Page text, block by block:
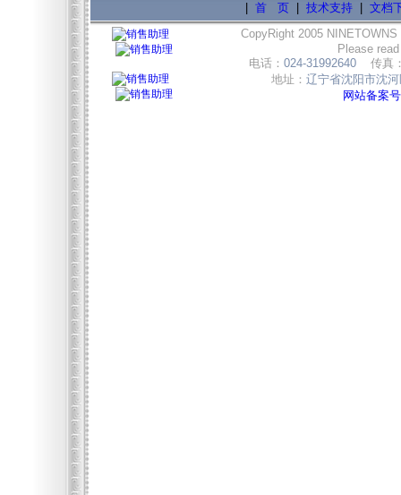
首 页| 技术支持| 文档
CopyRight 2005 NINETOWNS
Please
电话： 024-31992640 传真
地址： 辽宁省沈阳市沈
网站备案